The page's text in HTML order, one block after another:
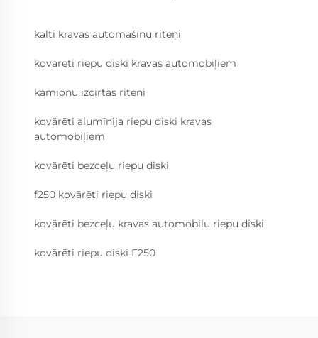
kalti kravas automašīnu riteņi
kovārēti riepu diski kravas automobiļiem
kamionu izcirtās riteni
kovārēti alumīnija riepu diski kravas
automobiļiem
kovārēti bezceļu riepu diski
f250 kovārēti riepu diski
kovārēti bezceļu kravas automobiļu riepu diski
kovārēti riepu diski F250